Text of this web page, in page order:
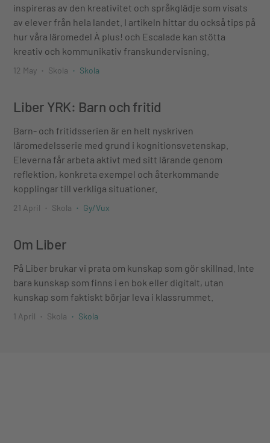
inspireras av den kreativitet och språkglädje som visats
av elever från hela landet. I artikeln hittar du också tips på
hur våra läromedel À plus! och Escalade kan stötta
kreativ och kommunikativ franskundervisning.
12 May Skola Skola
Liber YRK: Barn och fritid
Barn- och fritidsserien är en helt nyskriven
läromedelsserie med grund i kognitionsvetenskap.
Eleverna får arbeta aktivt med sitt lärande genom
reflektion, konkreta exempel och återkommande
kopplingar till verkliga situationer.
21 April Skola Gy/Vux
Om Liber
På Liber brukar vi prata om kunskap som gör skillnad. Inte
bara kunskap som finns i en bok eller digitalt, utan
kunskap som faktiskt börjar leva i klassrummet.
1 April Skola Skola